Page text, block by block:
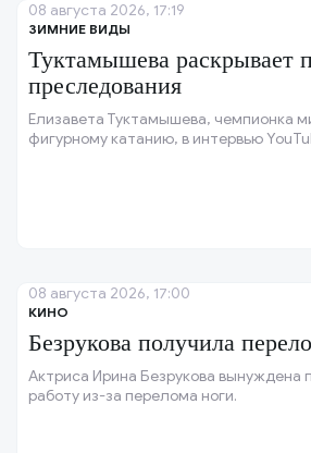
ЗИМНИЕ ВИДЫ
Туктамышева раскрывает
преследования
Елизавета Туктамышева, чемпионка
фигурному катанию, в интервью
08 августа 2026, 17:19
КИНО
Безрукова получила
Актриса Ирина Безрукова вынуждена
работу из-за перелома ноги.
08 августа 2026, 17:00